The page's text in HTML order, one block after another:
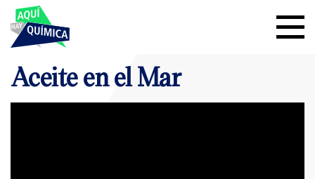
Aceite en el Mar